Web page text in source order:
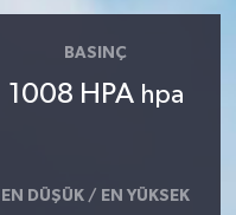
BASINÇ
1008 HPA hpa
EN DÜŞÜK / EN YÜKSEK